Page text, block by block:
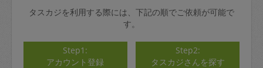
タスカジを利用する際には、下記の順でご依頼が可能で
す。
Step1:
アカウント登録
Step2:
タスカジさんを探す